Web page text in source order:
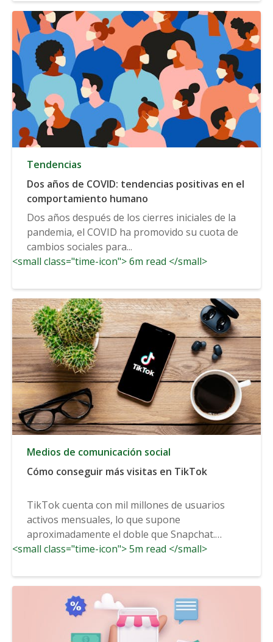
Tendencias
Dos años de COVID: tendencias positivas en el
comportamiento humano
Dos años después de los cierres iniciales de la
pandemia, el COVID ha promovido su cuota de
cambios sociales para...
<small class="time-icon"> 6m read </small>
Medios de comunicación social
Cómo conseguir más visitas en TikTok
TikTok cuenta con mil millones de usuarios
activos mensuales, lo que supone
aproximadamente el doble que Snapchat.
Aunque la...
<small class="time-icon"> 5m read </small>